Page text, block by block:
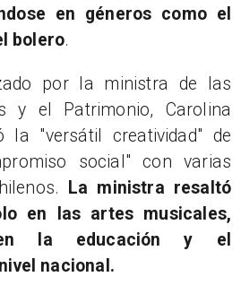
en géneros como el
bolero.
por la ministra de las
y el Patrimonio, Carolina
la "versátil creatividad" de
social" con varias
La ministra resaltó
en las artes musicales,
la educación y el
nacional.